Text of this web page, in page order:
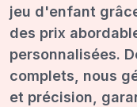
jeu d'enfant
des prix
personnalisées.
complets, nous
et précision,